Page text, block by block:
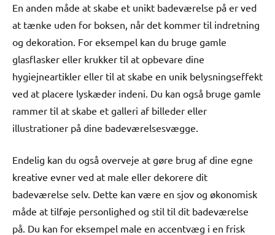
En anden måde at skabe et unikt badeværelse på er ved
at tænke uden for boksen, når det kommer til indretning
og dekoration. For eksempel kan du bruge gamle
glasflasker eller krukker til at opbevare dine
hygiejneartikler eller til at skabe en unik belysningseffekt
ved at placere lyskæder indeni. Du kan også bruge gamle
rammer til at skabe et galleri af billeder eller
illustrationer på dine badeværelsesvægge.
Endelig kan du også overveje at gøre brug af dine egne
kreative evner ved at male eller dekorere dit
badeværelse selv. Dette kan være en sjov og økonomisk
måde at tilføje personlighed og stil til dit badeværelse
på. Du kan for eksempel male en accentvæg i en frisk